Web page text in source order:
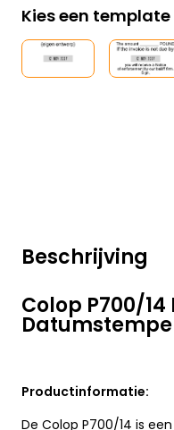
Beschrijving
Colop P700/
Productinformatie:
De Colop P700/14 is
Kies een template